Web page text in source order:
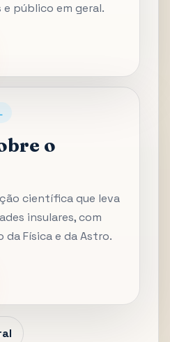
e público em geral.
o
científica que leva
insulares, com
da Física e da Astro.